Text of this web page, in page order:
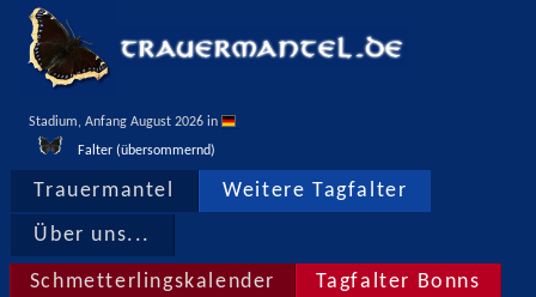
Stadium, Anfang August 2026 in
Falter (übersommernd)
Trauermantel Weitere Tagfalter
Über uns...
Schmetterlingskalender Tagfalter Bonns